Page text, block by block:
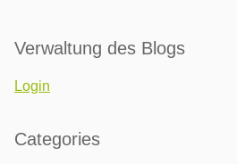
Verwaltung des Blogs
Login
Categories